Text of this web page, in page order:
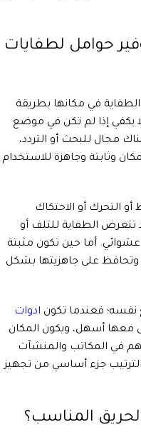
حوامل لطفايات
في مكانها بطريقة
يكفي إذا لم تكن في موضع
مجال للبحث أو التردد،
وثابتة وجاهزة للاستخدام
التحرك أو الاحتكاك
تتعرض الطفاية للتلف أو
أما حين تكون مثبتة
على جاهزيتها بشكل
نفسه؛ فعندما تكون ادوات
معها أسهل، ويكون المكان
مهم في المكاتب والمنشآت
جزء أساسي من تجهيز
المناسب؟